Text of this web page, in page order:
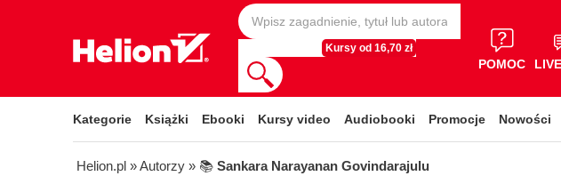
Kursy od 16,70 zł
POMOC
Kategorie Książki Ebooki Kursy video Audiobooki Promocje Nowości
Helion.pl » Autorzy » 📚 Sankara Narayanan Govindarajulu